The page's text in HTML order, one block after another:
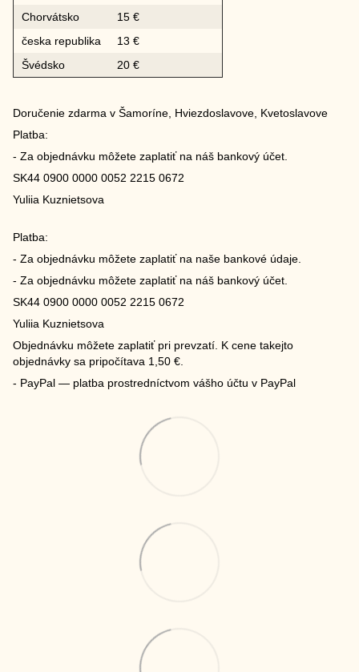
Chorvátsko
15 €
česka republika
13 €
Švédsko
20 €
Doručenie zdarma v Šamoríne, Hviezdoslavove, Kvetoslavove
Platba:
- Za objednávku môžete zaplatiť na náš bankový účet.
SK44 0900 0000 0052 2215 0672
Yuliia Kuznietsova
Platba:
- Za objednávku môžete zaplatiť na naše bankové údaje.
- Za objednávku môžete zaplatiť na náš bankový účet.
SK44 0900 0000 0052 2215 0672
Yuliia Kuznietsova
Objednávku môžete zaplatiť pri prevzatí. K cene takejto
objednávky sa pripočítava 1,50 €.
- PayPal — platba prostredníctvom vášho účtu v PayPal